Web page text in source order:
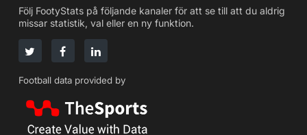
Följ FootyStats på följande kanaler för att se till att du aldrig
missar statistik, val eller en ny funktion.
Football data provided by